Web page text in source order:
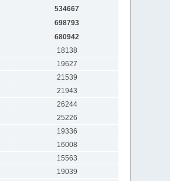
534667
698793
680942
18138
19627
21539
21943
26244
25226
19336
16008
15563
19039